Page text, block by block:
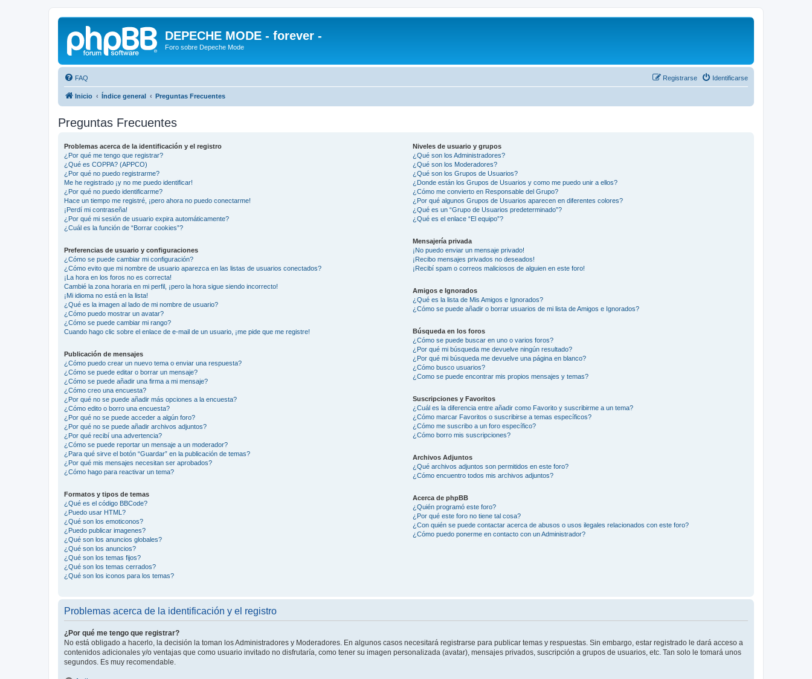
DEPECHE MODE - forever -
Foro sobre Depeche Mode
FAQ Identificarse
Registrarse
Inicio Índice general Preguntas Frecuentes
Preguntas Frecuentes
Problemas acerca de la identificación y el registro
¿Por qué me tengo que registrar?
¿Qué es COPPA? (APPCO)
¿Por qué no puedo registrarme?
Me he registrado ¡y no me puedo identificar!
¿Por qué no puedo identificarme?
Hace un tiempo me registré, ¡pero ahora no puedo conectarme!
¡Perdí mi contraseña!
¿Por qué mi sesión de usuario expira automáticamente?
¿Cuál es la función de “Borrar cookies”?
Preferencias de usuario y configuraciones
¿Cómo se puede cambiar mi configuración?
¿Cómo evito que mi nombre de usuario aparezca en las listas de usuarios conectados?
¡La hora en los foros no es correcta!
Cambié la zona horaria en mi perfil, ¡pero la hora sigue siendo incorrecto!
¡Mi idioma no está en la lista!
¿Qué es la imagen al lado de mi nombre de usuario?
¿Cómo puedo mostrar un avatar?
¿Cómo se puede cambiar mi rango?
Cuando hago clic sobre el enlace de e-mail de un usuario, ¡me pide que me registre!
Publicación de mensajes
¿Cómo puedo crear un nuevo tema o enviar una respuesta?
¿Cómo se puede editar o borrar un mensaje?
¿Cómo se puede añadir una firma a mi mensaje?
¿Cómo creo una encuesta?
¿Por qué no se puede añadir más opciones a la encuesta?
¿Cómo edito o borro una encuesta?
¿Por qué no se puede acceder a algún foro?
¿Por qué no se puede añadir archivos adjuntos?
¿Por qué recibí una advertencia?
¿Cómo se puede reportar un mensaje a un moderador?
¿Para qué sirve el botón “Guardar” en la publicación de temas?
¿Por qué mis mensajes necesitan ser aprobados?
¿Cómo hago para reactivar un tema?
Formatos y tipos de temas
¿Qué es el código BBCode?
¿Puedo usar HTML?
¿Qué son los emoticonos?
¿Puedo publicar imagenes?
¿Qué son los anuncios globales?
¿Qué son los anuncios?
¿Qué son los temas fijos?
¿Qué son los temas cerrados?
¿Qué son los iconos para los temas?
Niveles de usuario y grupos
¿Qué son los Administradores?
¿Qué son los Moderadores?
¿Qué son los Grupos de Usuarios?
¿Donde están los Grupos de Usuarios y como me puedo unir a ellos?
¿Cómo me convierto en Responsable del Grupo?
¿Por qué algunos Grupos de Usuarios aparecen en diferentes colores?
¿Qué es un “Grupo de Usuarios predeterminado”?
¿Qué es el enlace “El equipo”?
Mensajería privada
¡No puedo enviar un mensaje privado!
¡Recibo mensajes privados no deseados!
¡Recibí spam o correos maliciosos de alguien en este foro!
Amigos e Ignorados
¿Qué es la lista de Mis Amigos e Ignorados?
¿Cómo se puede añadir o borrar usuarios de mi lista de Amigos e Ignorados?
Búsqueda en los foros
¿Cómo se puede buscar en uno o varios foros?
¿Por qué mi búsqueda me devuelve ningún resultado?
¿Por qué mi búsqueda me devuelve una página en blanco?
¿Cómo busco usuarios?
¿Como se puede encontrar mis propios mensajes y temas?
Suscripciones y Favoritos
¿Cuál es la diferencia entre añadir como Favorito y suscribirme a un tema?
¿Cómo marcar Favoritos o suscribirse a temas específicos?
¿Cómo me suscribo a un foro específico?
¿Cómo borro mis suscripciones?
Archivos Adjuntos
¿Qué archivos adjuntos son permitidos en este foro?
¿Cómo encuentro todos mis archivos adjuntos?
Acerca de phpBB
¿Quién programó este foro?
¿Por qué este foro no tiene tal cosa?
¿Con quién se puede contactar acerca de abusos o usos ilegales relacionados con este foro?
¿Cómo puedo ponerme en contacto con un Administrador?
Problemas acerca de la identificación y el registro
¿Por qué me tengo que registrar?
No está obligado a hacerlo, la decisión la toman los Administradores y Moderadores. En algunos casos necesitará registrarse para publicar temas y respuestas. Sin embargo, estar registrado le dará acceso a
contenidos adicionales y/o ventajas que como usuario invitado no disfrutaría, como tener su imagen personalizada (avatar), mensajes privados, suscripción a grupos de usuarios, etc. Tan solo le tomará unos
segundos. Es muy recomendable.